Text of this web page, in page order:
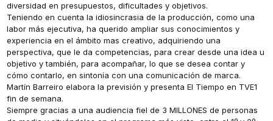
diversidad en presupuestos, dificultades y objetivos.
Teniendo en cuenta la idiosincrasia de la producción, como una
labor más ejecutiva, ha querido ampliar sus conocimientos y
experiencia en el ámbito mas creativo, adquiriendo una
perspectiva, que le da competencias, para crear desde una idea u
objetivo y también, para acompañar, lo que se desea contar y
cómo contarlo, en sintonía con una comunicación de marca.
Martín Barreiro elabora la previsión y presenta El Tiempo en TVE1
fin de semana.
Siempre gracias a una audiencia fiel de 3 MILLONES de personas